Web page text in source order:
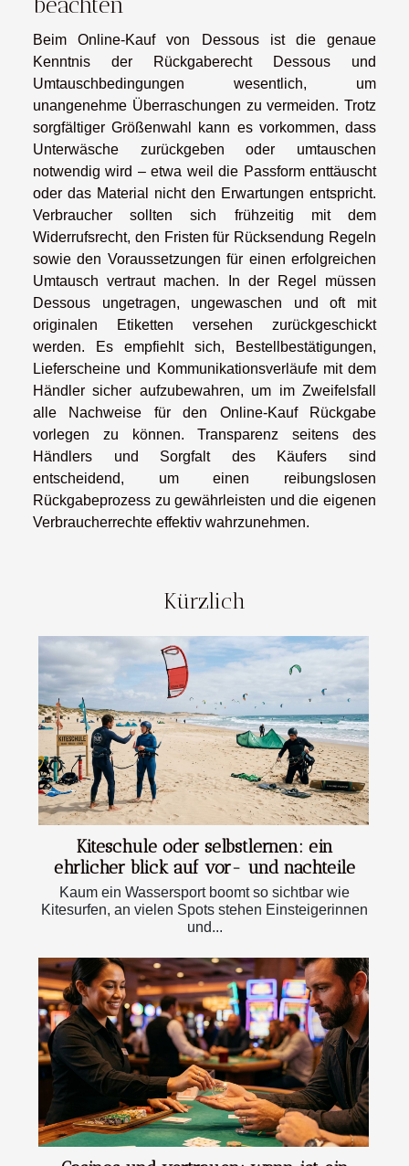
Beim Online-Kauf von Dessous ist die genaue
Kenntnis der Rückgaberecht Dessous und
Umtauschbedingungen wesentlich, um
unangenehme Überraschungen zu vermeiden. Trotz
sorgfältiger Größenwahl kann es vorkommen, dass
Unterwäsche zurückgeben oder umtauschen
notwendig wird – etwa weil die Passform enttäuscht
oder das Material nicht den Erwartungen entspricht.
Verbraucher sollten sich frühzeitig mit dem
Widerrufsrecht, den Fristen für Rücksendung Regeln
sowie den Voraussetzungen für einen erfolgreichen
Umtausch vertraut machen. In der Regel müssen
Dessous ungetragen, ungewaschen und oft mit
originalen Etiketten versehen zurückgeschickt
werden. Es empfiehlt sich, Bestellbestätigungen,
Lieferscheine und Kommunikationsverläufe mit dem
Händler sicher aufzubewahren, um im Zweifelsfall
alle Nachweise für den Online-Kauf Rückgabe
vorlegen zu können. Transparenz seitens des
Händlers und Sorgfalt des Käufers sind
entscheidend, um einen reibungslosen
Rückgabeprozess zu gewährleisten und die eigenen
Verbraucherrechte effektiv wahrzunehmen.
Kürzlich
Kiteschule oder selbstlernen: ein
ehrlicher blick auf vor- und nachteile
Kaum ein Wassersport boomt so sichtbar wie
Kitesurfen, an vielen Spots stehen Einsteigerinnen
und...